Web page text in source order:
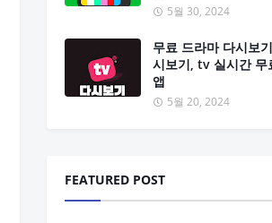
5월 30, 2024
무료 드라마 다시보
시보기, tv 실시간 무
앱
5월 20, 2024
FEATURED POST